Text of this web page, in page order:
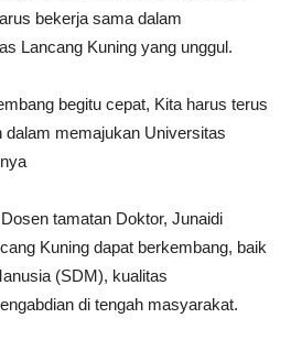
bekerja sama dalam
Lancang Kuning yang unggul.
begitu cepat, Kita harus terus
dalam memajukan Universitas
tamatan Doktor, Junaidi
Kuning dapat berkembang, baik
(SDM), kualitas
di tengah masyarakat.